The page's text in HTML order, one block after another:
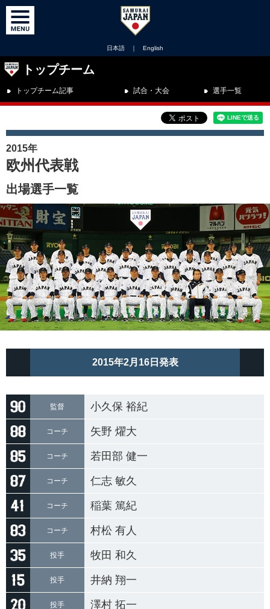
日本語 ｜ English
トップチーム
トップチーム記事 試合・大会 選手一覧
2015年
欧州代表戦
出場選手一覧
2015年2月16日発表
監督 小久保 裕紀
コーチ 矢野 燿大
コーチ 若田部 健一
コーチ 仁志 敏久
コーチ 稲葉 篤紀
コーチ 村松 有人
投手 牧田 和久
投手 井納 翔一
投手 澤村 拓一